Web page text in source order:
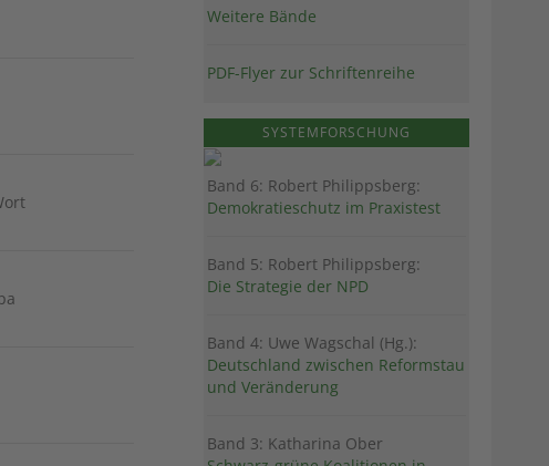
Weitere Bände
PDF-Flyer zur Schriftenreihe
SYSTEMFORSCHUNG
Band 6: Robert Philippsberg:
Demokratieschutz im Praxistest
Band 5: Robert Philippsberg:
Die Strategie der NPD
Band 4: Uwe Wagschal (Hg.):
Deutschland zwischen Reformstau
und Veränderung
Band 3: Katharina Ober